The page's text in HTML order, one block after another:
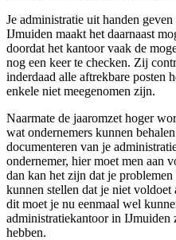
Je administratie uit handen
IJmuiden maakt het daarnaast
doordat het kantoor vaak de
nog een keer te checken. Zij
inderdaad alle aftrekbare posten
enkele niet meegenomen zijn.
Naarmate de jaaromzet hoger
wat ondernemers kunnen
documenteren van je
ondernemer, hier moet men aan
dan kan het zijn dat je
kunnen stellen dat je niet
dit moet je nu eenmaal wel
administratiekantoor in IJmuiden
hebben.